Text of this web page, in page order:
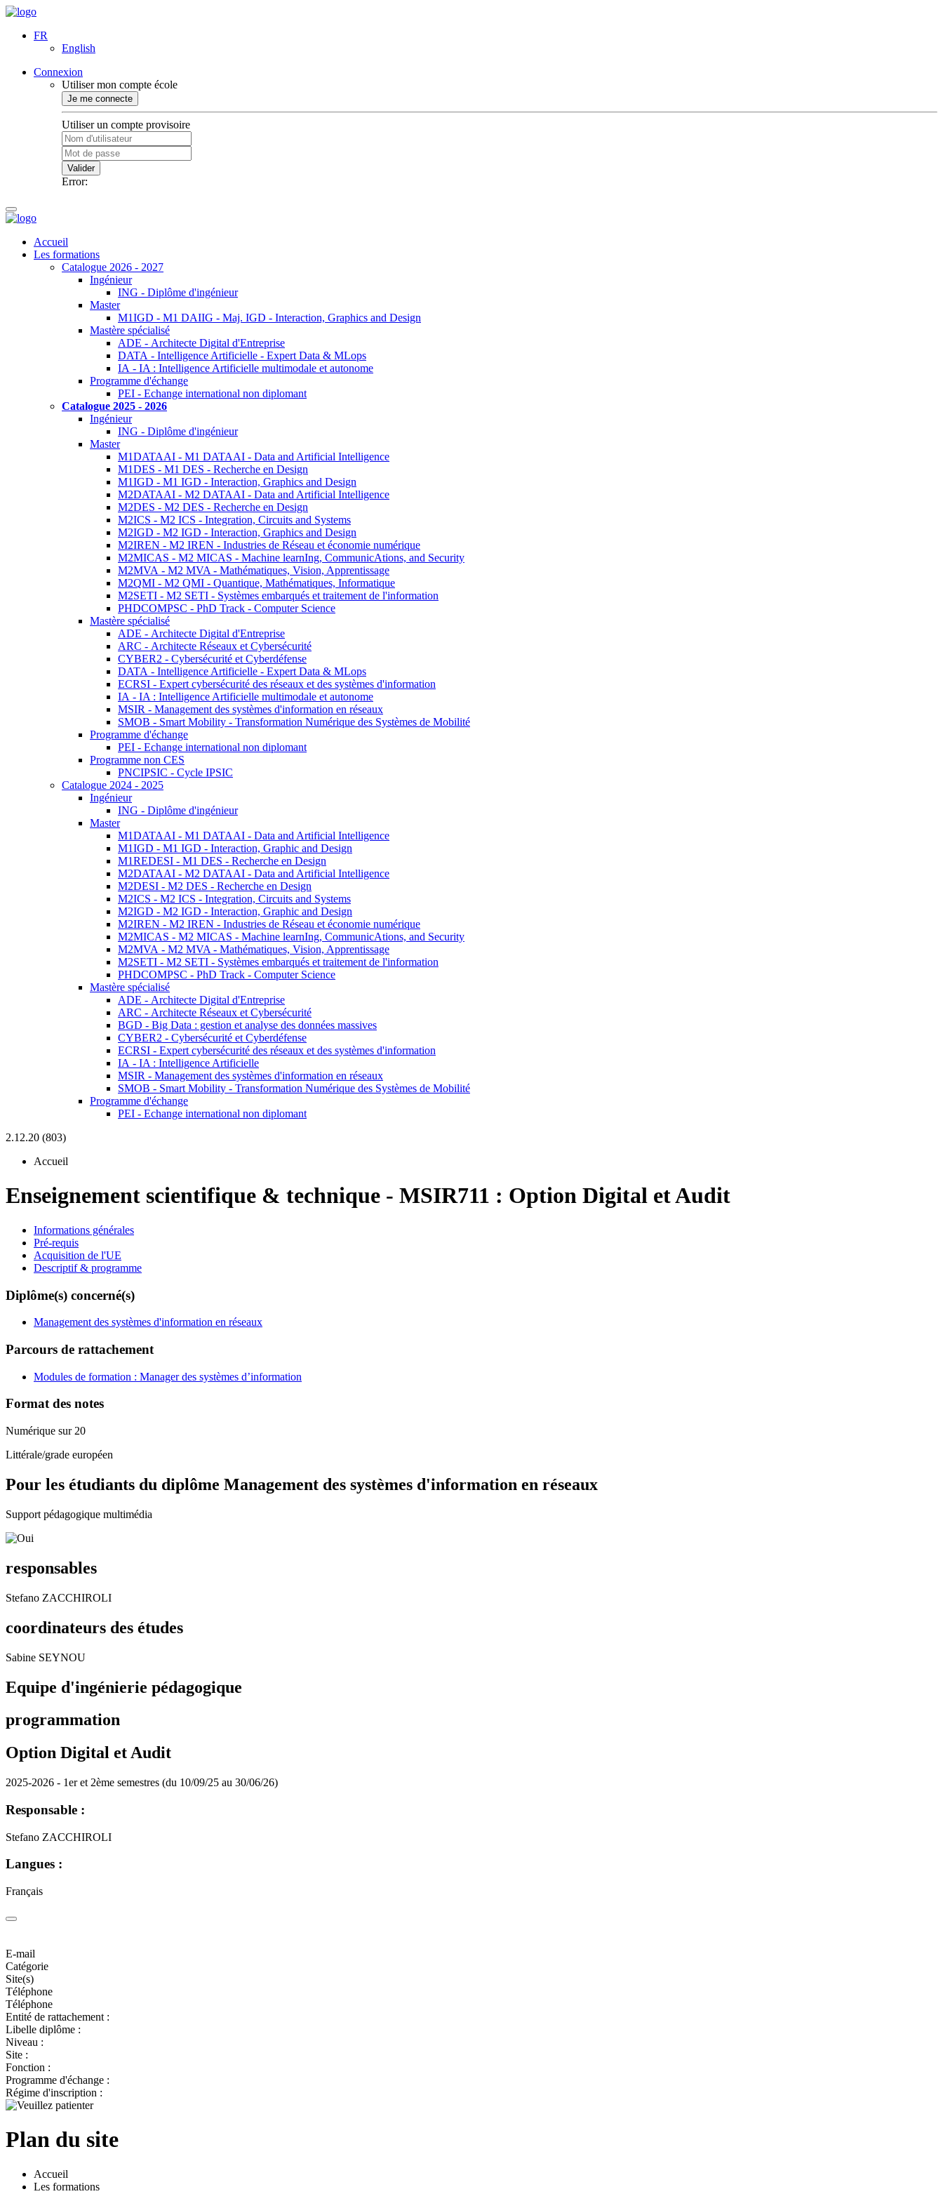
FR
English
Connexion
Utiliser mon compte école
Je me connecte
Utiliser un compte provisoire
Valider
Error:
Accueil
Les formations
Catalogue 2026 - 2027
Ingénieur
ING - Diplôme d'ingénieur
Master
M1IGD - M1 DAIIG - Maj. IGD - Interaction, Graphics and Design
Mastère spécialisé
ADE - Architecte Digital d'Entreprise
DATA - Intelligence Artificielle - Expert Data & MLops
IA - IA : Intelligence Artificielle multimodale et autonome
Programme d'échange
PEI - Echange international non diplomant
Catalogue 2025 - 2026
Ingénieur
ING - Diplôme d'ingénieur
Master
M1DATAAI - M1 DATAAI - Data and Artificial Intelligence
M1DES - M1 DES - Recherche en Design
M1IGD - M1 IGD - Interaction, Graphics and Design
M2DATAAI - M2 DATAAI - Data and Artificial Intelligence
M2DES - M2 DES - Recherche en Design
M2ICS - M2 ICS - Integration, Circuits and Systems
M2IGD - M2 IGD - Interaction, Graphics and Design
M2IREN - M2 IREN - Industries de Réseau et économie numérique
M2MICAS - M2 MICAS - Machine learnIng, CommunicAtions, and Security
M2MVA - M2 MVA - Mathématiques, Vision, Apprentissage
M2QMI - M2 QMI - Quantique, Mathématiques, Informatique
M2SETI - M2 SETI - Systèmes embarqués et traitement de l'information
PHDCOMPSC - PhD Track - Computer Science
Mastère spécialisé
ADE - Architecte Digital d'Entreprise
ARC - Architecte Réseaux et Cybersécurité
CYBER2 - Cybersécurité et Cyberdéfense
DATA - Intelligence Artificielle - Expert Data & MLops
ECRSI - Expert cybersécurité des réseaux et des systèmes d'information
IA - IA : Intelligence Artificielle multimodale et autonome
MSIR - Management des systèmes d'information en réseaux
SMOB - Smart Mobility - Transformation Numérique des Systèmes de Mobilité
Programme d'échange
PEI - Echange international non diplomant
Programme non CES
PNCIPSIC - Cycle IPSIC
Catalogue 2024 - 2025
Ingénieur
ING - Diplôme d'ingénieur
Master
M1DATAAI - M1 DATAAI - Data and Artificial Intelligence
M1IGD - M1 IGD - Interaction, Graphic and Design
M1REDESI - M1 DES - Recherche en Design
M2DATAAI - M2 DATAAI - Data and Artificial Intelligence
M2DESI - M2 DES - Recherche en Design
M2ICS - M2 ICS - Integration, Circuits and Systems
M2IGD - M2 IGD - Interaction, Graphic and Design
M2IREN - M2 IREN - Industries de Réseau et économie numérique
M2MICAS - M2 MICAS - Machine learnIng, CommunicAtions, and Security
M2MVA - M2 MVA - Mathématiques, Vision, Apprentissage
M2SETI - M2 SETI - Systèmes embarqués et traitement de l'information
PHDCOMPSC - PhD Track - Computer Science
Mastère spécialisé
ADE - Architecte Digital d'Entreprise
ARC - Architecte Réseaux et Cybersécurité
BGD - Big Data : gestion et analyse des données massives
CYBER2 - Cybersécurité et Cyberdéfense
ECRSI - Expert cybersécurité des réseaux et des systèmes d'information
IA - IA : Intelligence Artificielle
MSIR - Management des systèmes d'information en réseaux
SMOB - Smart Mobility - Transformation Numérique des Systèmes de Mobilité
Programme d'échange
PEI - Echange international non diplomant
2.12.20 (803)
Accueil
Enseignement scientifique & technique - MSIR711 : Option Digital et Audit
Informations générales
Pré-requis
Acquisition de l'UE
Descriptif & programme
Diplôme(s) concerné(s)
Management des systèmes d'information en réseaux
Parcours de rattachement
Modules de formation : Manager des systèmes d’information
Format des notes
Numérique sur 20
Littérale/grade européen
Pour les étudiants du diplôme Management des systèmes d'information en réseaux
Support pédagogique multimédia
responsables
Stefano ZACCHIROLI
coordinateurs des études
Sabine SEYNOU
Equipe d'ingénierie pédagogique
programmation
Option Digital et Audit
2025-2026 - 1er et 2ème semestres (du 10/09/25 au 30/06/26)
Responsable :
Stefano ZACCHIROLI
Langues :
Français
E-mail
Catégorie
Site(s)
Téléphone
Téléphone
Entité de rattachement :
Libelle diplôme :
Niveau :
Site :
Fonction :
Programme d'échange :
Régime d'inscription :
Plan du site
Accueil
Les formations